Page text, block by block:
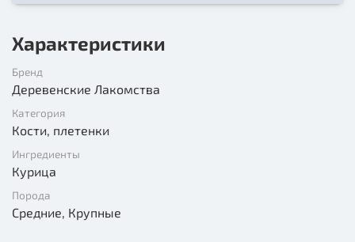
Характеристики
Бренд
Деревенские Лакомства
Категория
Кости, плетенки
Ингредиенты
Курица
Порода
Средние, Крупные